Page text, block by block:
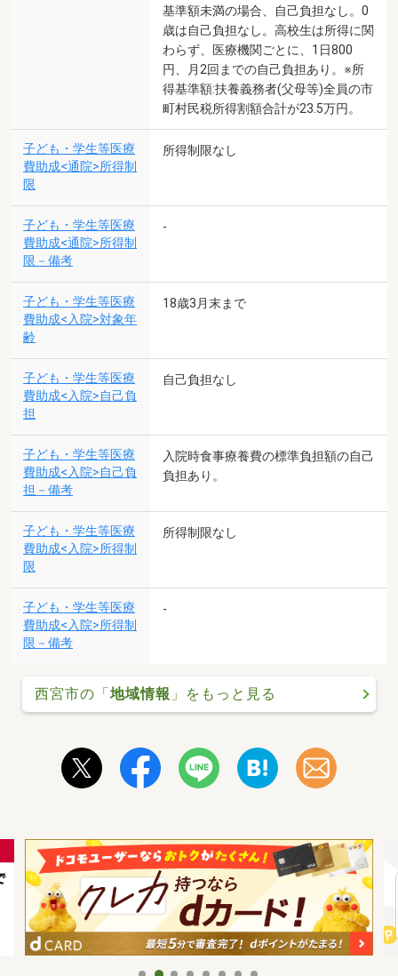
基準額未満の場合、自己負担なし。0
歳は自己負担なし。高校生は所得に関
わらず、医療機関ごとに、1日800
円、月2回までの自己負担あり。※所
得基準額:扶養義務者(父母等)全員の市
町村民税所得割額合計が23.5万円。
子ども・学生等医療
費助成<通院>所得制
限
所得制限なし
子ども・学生等医療
費助成<通院>所得制
限－備考
-
子ども・学生等医療
費助成<入院>対象年
齢
18歳3月末まで
子ども・学生等医療
費助成<入院>自己負
担
自己負担なし
子ども・学生等医療
費助成<入院>自己負
担－備考
入院時食事療養費の標準負担額の自己
負担あり。
子ども・学生等医療
費助成<入院>所得制
限
所得制限なし
子ども・学生等医療
費助成<入院>所得制
限－備考
-
西宮市の「地域情報 」をもっと見る